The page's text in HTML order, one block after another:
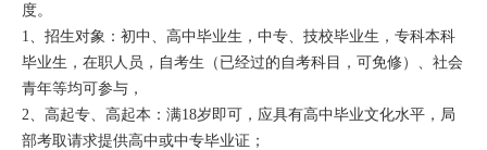
度。
1、招生对象：初中、高中毕业生，中专、技校毕业生，专科本科
毕业生，在职人员，自考生（已经过的自考科目，可免修）、社会
青年等均可参与，
2、高起专、高起本：满18岁即可，应具有高中毕业文化水平，局
部考取请求提供高中或中专毕业证；